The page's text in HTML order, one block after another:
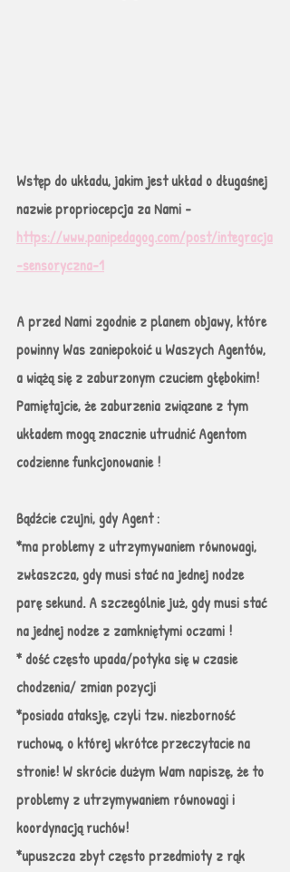
Wstęp do układu, jakim jest układ o długaśnej
nazwie propriocepcja za Nami -
https://www.panipedagog.com/post/integracja
-sensoryczna-1
A przed Nami zgodnie z planem objawy, które
powinny Was zaniepokoić u Waszych Agentów,
a wiążą się z zaburzonym czuciem głębokim!
Pamiętajcie, że zaburzenia związane z tym
układem mogą znacznie utrudnić Agentom
codzienne funkcjonowanie !
Bądźcie czujni, gdy Agent :
*ma problemy z utrzymywaniem równowagi,
zwłaszcza, gdy musi stać na jednej nodze
parę sekund. A szczególnie już, gdy musi stać
na jednej nodze z zamkniętymi oczami !
* dość często upada/potyka się w czasie
chodzenia/ zmian pozycji
*posiada ataksję, czyli tzw. niezborność
ruchową, o której wkrótce przeczytacie na
stronie! W skrócie dużym Wam napiszę, że to
problemy z utrzymywaniem równowagi i
koordynacją ruchów!
*upuszcza zbyt często przedmioty z rąk